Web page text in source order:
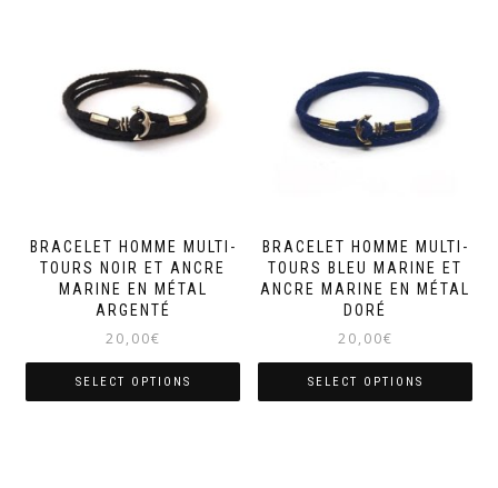
BRACELET HOMME MULTI-
TOURS NOIR ET ANCRE
MARINE EN MÉTAL
ARGENTÉ
20,00€
SELECT OPTIONS
BRACELET HOMME MULTI-
TOURS BLEU MARINE ET
ANCRE MARINE EN MÉTAL
DORÉ
20,00€
SELECT OPTIONS